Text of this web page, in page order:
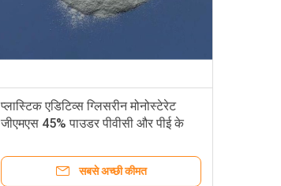
प्लास्टिक एडिटिव्स ग्लिसरीन मोनोस्टेरेट
जीएमएस 45% पाउडर पीवीसी और पीई के
सबसे अच्छी कीमत